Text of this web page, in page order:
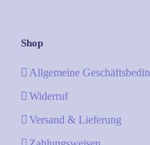
Shop
Allgemeine
Widerruf
Versand & Lieferung